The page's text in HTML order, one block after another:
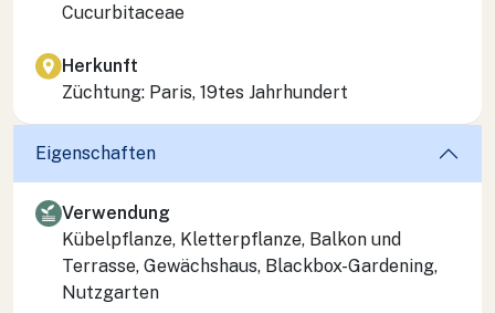
Cucurbitaceae
Herkunft
Züchtung: Paris, 19tes Jahrhundert
Eigenschaften
Verwendung
Kübelpflanze, Kletterpflanze, Balkon und
Terrasse, Gewächshaus, Blackbox-Gardening,
Nutzgarten